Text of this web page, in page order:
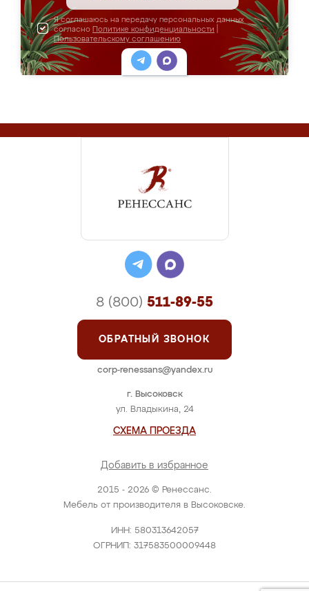
Я соглашаюсь на передачу персональных данных
согласно Политике конфиденциальности
Пользовательскому соглашению
2015 - 2026 © Ренессанс.
Мебель от производителя в Высоковске.
ИНН: 580313642057
ОГРНИП: 317583500009448
г. Высоковск
ул. Владыкина, 24
СХЕМА ПРОЕЗДА
Добавить в избранное
8 (800) 511-89-55
ОБРАТНЫЙ ЗВОНОК
corp-renessans@yandex.ru